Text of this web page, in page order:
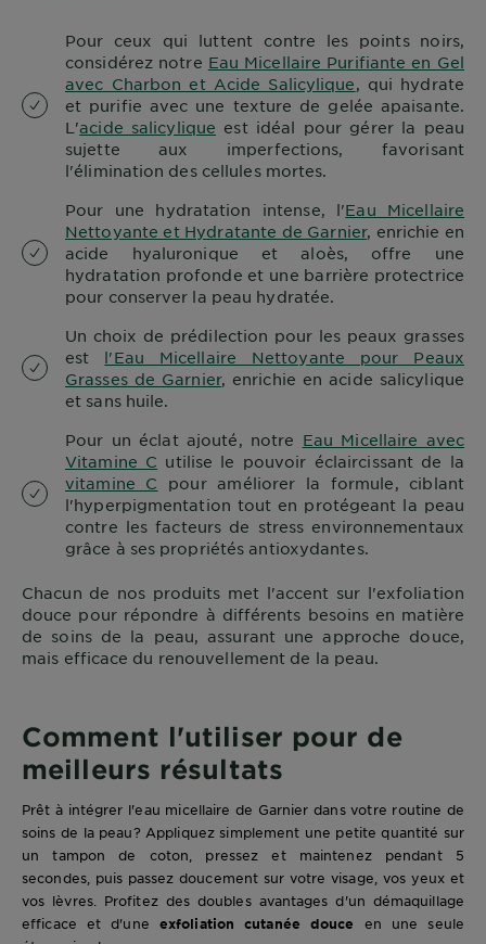
Pour ceux qui luttent contre les points noirs,
considérez notre Eau Micellaire Purifiante en Gel
avec Charbon et Acide Salicylique, qui hydrate
et purifie avec une texture de gelée apaisante.
L'acide salicylique est idéal pour gérer la peau
sujette aux imperfections, favorisant
l'élimination des cellules mortes.
Pour une hydratation intense, l'Eau Micellaire
Nettoyante et Hydratante de Garnier, enrichie en
acide hyaluronique et aloès, offre une
hydratation profonde et une barrière protectrice
pour conserver la peau hydratée.
Un choix de prédilection pour les peaux grasses
est l'Eau Micellaire Nettoyante pour Peaux
Grasses de Garnier, enrichie en acide salicylique
et sans huile.
Pour un éclat ajouté, notre Eau Micellaire avec
Vitamine C utilise le pouvoir éclaircissant de la
vitamine C pour améliorer la formule, ciblant
l'hyperpigmentation tout en protégeant la peau
contre les facteurs de stress environnementaux
grâce à ses propriétés antioxydantes.
Chacun de nos produits met l'accent sur l'exfoliation
douce pour répondre à différents besoins en matière
de soins de la peau, assurant une approche douce,
mais efficace du renouvellement de la peau.
Comment l'utiliser pour de
meilleurs résultats
Prêt à intégrer l'eau micellaire de Garnier dans votre routine de
soins de la peau? Appliquez simplement une petite quantité sur
un tampon de coton, pressez et maintenez pendant 5
secondes, puis passez doucement sur votre visage, vos yeux et
vos lèvres. Profitez des doubles avantages d'un démaquillage
efficace et d'une exfoliation cutanée douce en une seule